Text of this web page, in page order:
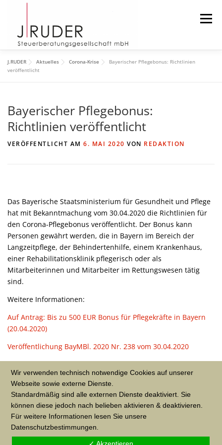
springen
Menü
START
DAS TEAM DOWNLOAD
SUCHEN
J.RUDER Aktuelles Corona-Krise
Bayerischer Pflegebonus: Richtlinien
veröffentlicht
Bayerischer Pflegebonus:
Richtlinien veröffentlicht
VERÖFFENTLICHT AM 6. MAI 2020 VON REDAKTION
Das Bayerische Staatsministerium für Gesundheit und Pflege
hat mit Bekanntmachung vom 30.04.2020 die Richtlinien für
den Corona-Pflegebonus veröffentlicht. Der Bonus kann
Personen gewährt werden, die in Bayern im Bereich der
Langzeitpflege, der Behindertenhilfe, einem Krankenhaus,
einer Rehabilitationsklinik pflegerisch oder als
Mitarbeiterinnen und Mitarbeiter im Rettungswesen tätig
sind.
Weitere Informationen:
Auf Antrag: Bis zu 500 EUR Bonus für Pflegekräfte in Bayern
(20.04.2020)
Veröffentlichung BayMBl. 2020 Nr. 238 vom 30.04.2020
VERÖFFENTLICHT INCORONA-KRISE
Wir verwenden technisch notwendige Cookies auf unserer
Webseite sowie externe Dienste.
Standardmäßig sind alle externen Dienste deaktiviert. Sie
können diese jedoch nach belieben aktivieren & deaktivieren.
Für weitere Informationen lesen Sie unsere
Datenschutzbestimmungen.
✓ Akzeptieren